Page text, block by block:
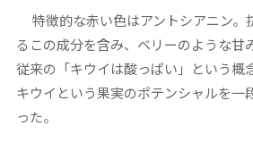
特徴的な赤い色はアントシアニン。
るこの成分を含み、ベリーのような甘
従来の「キウイは酸っぱい」という概
キウイという果実のポテンシャルを一
った。